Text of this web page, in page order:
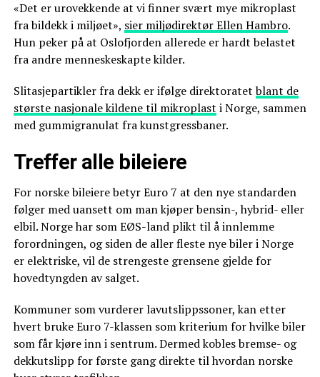
«Det er urovekkende at vi finner svært mye mikroplast
fra bildekk i miljøet», sier miljødirektør Ellen Hambro.
Hun peker på at Oslofjorden allerede er hardt belastet
fra andre menneskeskapte kilder.
Slitasjepartikler fra dekk er ifølge direktoratetblant de
største nasjonale kildene til mikroplast i Norge, sammen
med gummigranulat fra kunstgressbaner.
Treffer alle bileiere
For norske bileiere betyr Euro 7 at den nye standarden
følger med uansett om man kjøper bensin-, hybrid- eller
elbil. Norge har som EØS-land plikt til å innlemme
forordningen, og siden de aller fleste nye biler i Norge
er elektriske, vil de strengeste grensene gjelde for
hovedtyngden av salget.
Kommuner som vurderer lavutslippssoner, kan etter
hvert bruke Euro 7-klassen som kriterium for hvilke biler
som får kjøre inn i sentrum. Dermed kobles bremse- og
dekkutslipp for første gang direkte til hvordan norske